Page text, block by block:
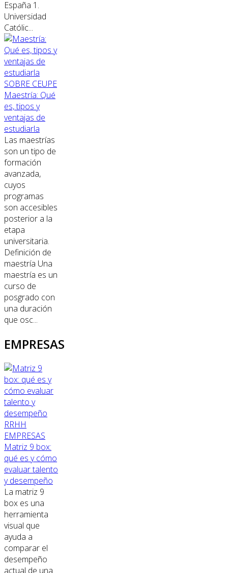
España 1.
Universidad
Católic...
SOBRE CEUPE
Maestría: Qué
es, tipos y
ventajas de
estudiarla
Las maestrías
son un tipo de
formación
avanzada,
cuyos
programas
son accesibles
posterior a la
etapa
universitaria.
Definición de
maestría Una
maestría es un
curso de
posgrado con
una duración
que osc...
EMPRESAS
RRHH
EMPRESAS
Matriz 9 box:
qué es y cómo
evaluar talento
y desempeño
La matriz 9
box es una
herramienta
visual que
ayuda a
comparar el
desempeño
actual de una